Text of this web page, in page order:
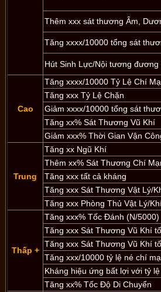
Thêm xxx sát thương Âm,
Tăng xxxx/10000 tổng sát
Hút Sinh Lực/Nội tương
Cao
Tăng xxxx/10000 Tỷ Lệ Chí
Tăng xxx Tỷ Lệ Chặn
Giảm xxxx/10000 tổng sát
Tăng xx% Sát Thương Vũ Khí
Giảm xxx% Thời Gian Vận
Trung
Tăng xx Ngũ Khí
Thêm xx% Sát Thương Chí
Tăng xxx tất cả kháng
Tăng xxx Sát Thương Vật Lý/
Tăng xxx Phòng Thủ Vật Lý/
Thấp +
Tăng xxx% Tốc Đánh (N/5000)
Tăng xxx Sát Thương Vũ Khí
Tăng xxx Sát Thương Vũ Khí
Tăng xxx/10000 tỷ lệ né chí
Kháng hiệu ứng bất lợi với tỷ lệ
Tăng xx% Tốc Độ Di Chuyển